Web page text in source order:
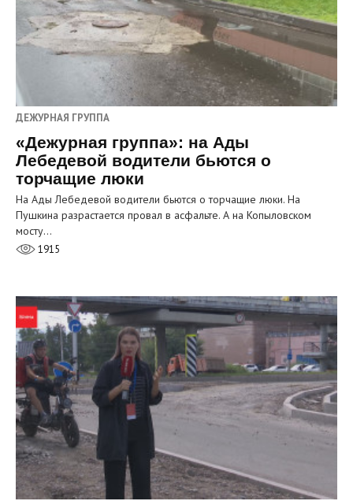
ДЕЖУРНАЯ ГРУППА
«Дежурная группа»: на Ады
Лебедевой водители бьются о
торчащие люки
На Ады Лебедевой водители бьются о торчащие люки. На
Пушкина разрастается провал в асфальте. А на Копыловском
мосту…
1915